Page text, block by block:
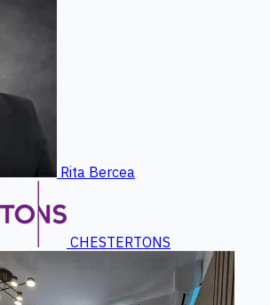
Rita Bercea
CHESTERTONS